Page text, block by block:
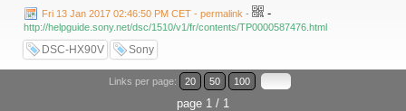
Fri 13 Jan 2017 02:46:50 PM CET - permalink - -
http://helpguide.sony.net/dsc/1510/v1/fr/contents/TP0000587476.html
DSC-HX90V Sony
Links per page: 20 50 100
page 1 / 1